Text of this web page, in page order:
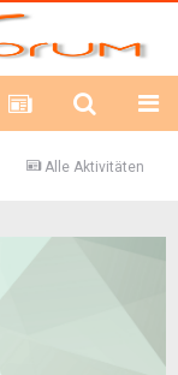
Alle Aktivitäten